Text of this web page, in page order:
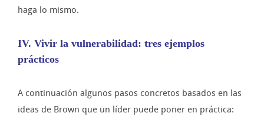
haga lo mismo.
IV. Vivir la vulnerabilidad: tres ejemplos
prácticos
A continuación algunos pasos concretos basados en las
ideas de Brown que un líder puede poner en práctica: